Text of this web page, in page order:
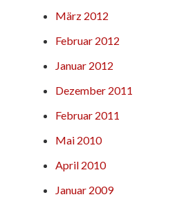
März 2012
Februar 2012
Januar 2012
Dezember 2011
Februar 2011
Mai 2010
April 2010
Januar 2009